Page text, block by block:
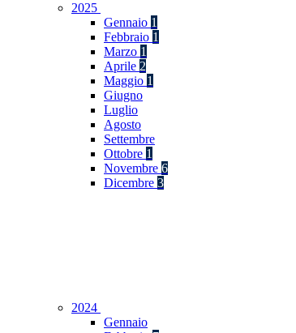
2025
Gennaio 1
Febbraio 1
Marzo 1
Aprile 2
Maggio 1
Giugno
Luglio
Agosto
Settembre
Ottobre 1
Novembre 6
Dicembre 3
2024
Gennaio